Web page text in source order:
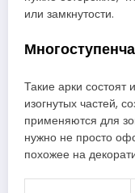
или замкнутости.
Такие арки состоят
изогнутых частей,
применяются для
нужно не просто
похожее на